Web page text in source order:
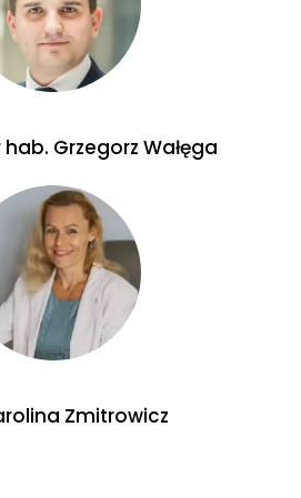
hab. Grzegorz Wałęga
Zmitrowicz